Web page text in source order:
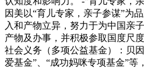
因美以“育儿专家，亲子参谋”为
入和产物立异，努力于为中国亲
产物及办事，并积极参取国度尺
社会义务（多项公益基金）：贝
爱基金”、“成功妈咪专项基金”